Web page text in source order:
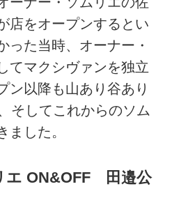
店をオープンするとい
った当時、オーナー・
てマクシヴァンを独立
ン以降も山あり谷あり
そしてこれからのソム
ました。
エ ON&OFF 田邉公